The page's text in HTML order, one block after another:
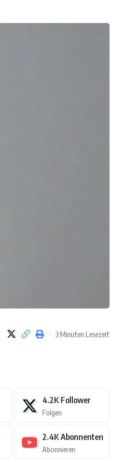
3 Minuten Lesezeit
4.2K Follower
Folgen
2.4K Abonnenten
Abonnieren